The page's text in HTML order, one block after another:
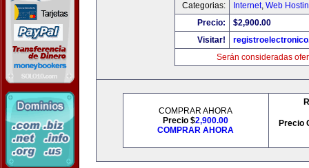
Categorias:
Internet, Web
Precio:
$2,900.00
Visitar!
Serán consideradas
COMPRAR AHORA
Precio $2,900.00
COMPRAR AHORA
Precio